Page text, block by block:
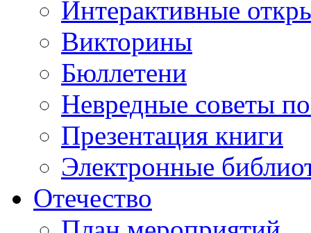
Интерактивные
Викторины
Бюллетени
Невредные советы
Презентация книги
Электронные
Отечество